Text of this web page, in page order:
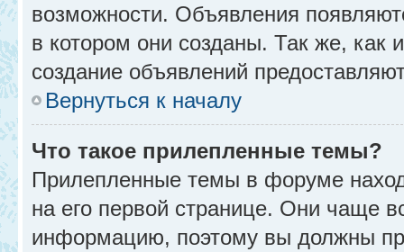
возможности. Объявления
в котором они созданы. Так же,
создание объявлений
Вернуться к началу
Что такое прилепленные темы?
Прилепленные темы в форуме
на его первой странице. Они чаще
информацию, поэтому вы должны